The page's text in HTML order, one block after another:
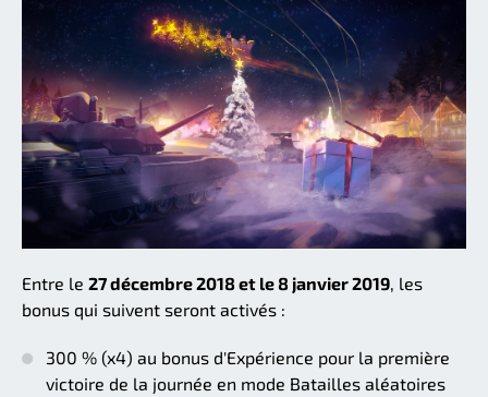
Entre le 27 décembre 2018 et le 8 janvier 2019, les
bonus qui suivent seront activés :
300 % (x4) au bonus d'Expérience pour la première
victoire de la journée en mode Batailles aléatoires